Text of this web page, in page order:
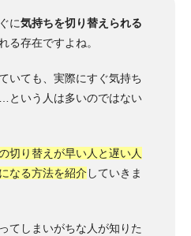
に気持ちを切り替えられる
る存在ですよね。
いても、実際にすぐ気持ち
という人は多いのではない
切り替えが早い人と遅い人
なる方法を紹介 していきま
てしまいがちな人が知りた